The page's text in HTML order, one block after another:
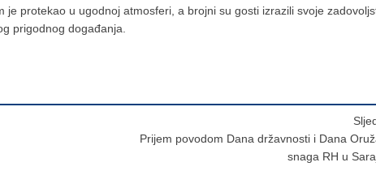
protekao u ugodnoj atmosferi, a brojni su gosti izrazili svoje
prigodnog događanja.
Prijem povodom Dana državnosti i Dana
snaga RH u